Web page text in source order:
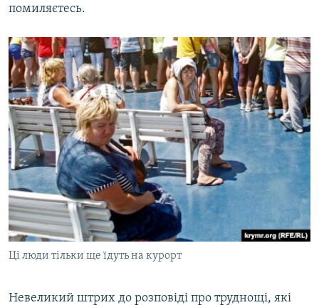
помиляєтесь.
Ці люди тільки ще їдуть на курорт
Невеликий штрих до розповіді про труднощі, які